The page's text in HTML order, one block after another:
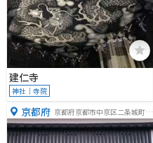
建仁寺
神社｜寺院
京都府 京都府京都市中京区二条城町５
４１